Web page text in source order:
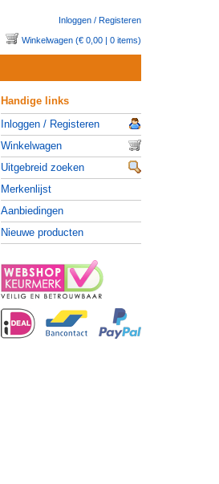
Inloggen / Registeren
Winkelwagen (€ 0,00 | 0 items)
Handige links
Inloggen / Registeren
Winkelwagen
Uitgebreid zoeken
Merkenlijst
Aanbiedingen
Nieuwe producten